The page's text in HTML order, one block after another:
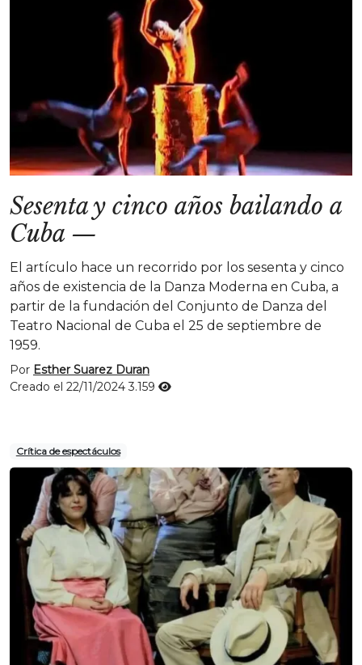
Sesenta y cinco años bailando a
Cuba —
El artículo hace un recorrido por los sesenta y cinco
años de existencia de la Danza Moderna en Cuba, a
partir de la fundación del Conjunto de Danza del
Teatro Nacional de Cuba el 25 de septiembre de
1959.
Por Esther Suarez Duran
Creado el 22/11/20243.159
Crítica de espectáculos